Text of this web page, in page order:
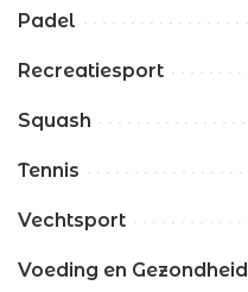
Padel
Recreatiesport
Squash
Tennis
Vechtsport
Voeding en Gezondheid